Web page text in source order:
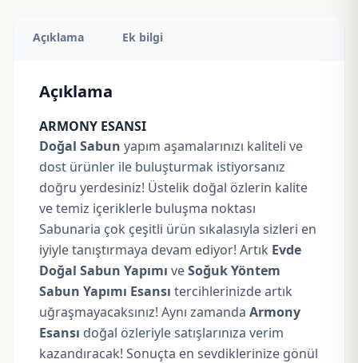
Açıklama Ek bilgi
Açıklama
ARMONY ESANSI
Doğal Sabun yapım aşamalarınızı kaliteli ve
dost ürünler ile buluşturmak istiyorsanız
doğru yerdesiniz! Üstelik doğal özlerin kalite
ve temiz içeriklerle buluşma noktası
Sabunaria çok çeşitli ürün sıkalasıyla sizleri en
iyiyle tanıştırmaya devam ediyor! Artık Evde
Doğal Sabun Yapımı veSoğuk Yöntem
Sabun Yapımı Esansı tercihlerinizde artık
uğraşmayacaksınız! Aynı zamanda Armony
Esansı doğal özleriyle satışlarınıza verim
kazandıracak! Sonuçta en sevdiklerinize gönül